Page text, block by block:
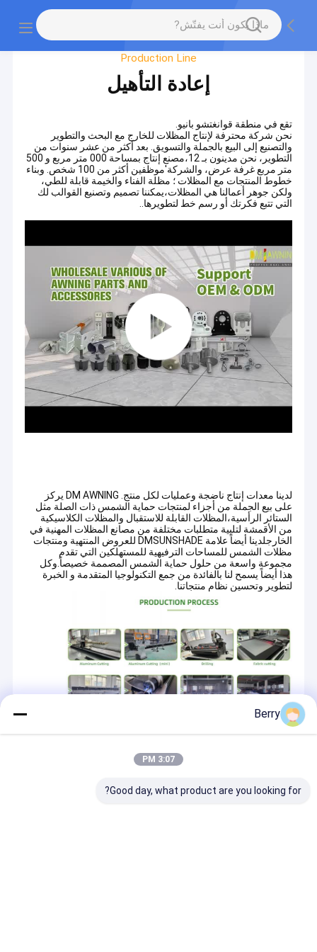
جولة في المصنع
Production Line
إعادة التأهيل
تقع في منطقة قوانغتشو بانيو.
نحن شركة محترفة لإنتاج المظلات للخارج مع البحث والتطوير
والتصنيع إلى البيع بالجملة والتسويق. بعد أكثر من عشر سنوات من
التطوير، نحن مدينون بـ 12،مصنع إنتاج بمساحة 000 متر مربع و 500
متر مربع غرفة عرض، والشركة'موظفين أكثر من 100 شخص. وبناء
خطوط المنتجات مع المظلات ؛ مظلة الفناء والخيمة قابلة للطي،
ولكن جوهر أعمالنا هي المظلات،يمكننا تصميم وتصنيع القوالب لك
التي تتبع فكرتك أو رسم خط لتطويرها..
لدينا معدات إنتاج ناضجة وعمليات لكل منتج. DM AWNING يركز
على بيع الجملة من أجزاء لمنتجات حماية الشمس ذات الصلة مثل
الستائر الرأسية،المظلات القابلة للاستقبال والمظلات الكلاسيكية
من الأقمشة لتلبية متطلبات مختلفة من مصانع المظلات المهنية في
الخارجلدينا أيضاً علامة DMSUNSHADE للعروض المنتهية ومنتجات
مظلات الشمس للمساحات الترفيهية للمستهلكين التي تقدم
مجموعة واسعة من حلول حماية الشمس المصممة خصيصاً.وكل
هذا أيضاً يسمح لنا بالفائدة من جمع التكنولوجيا المتقدمة و الخبرة
لتطوير وتحسين نظام منتجاتنا.
Berry
3:07 PM
Good day, what product are you looking for?